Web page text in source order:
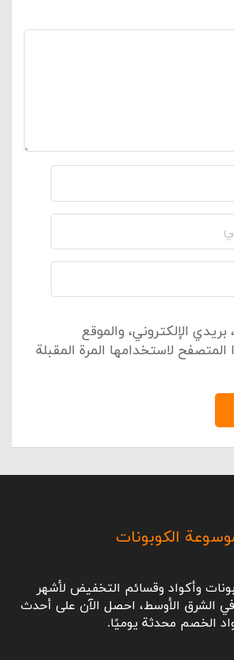
الإلكتروني، والموقع
المتصفح لاستخدامها المرة المقبلة
الكوبونات
وأكواد وقسائم التخفيض لأشهر
في الشرق الأوسط، احصل الآن على أحدث
الخصم محدثة يوميًا.